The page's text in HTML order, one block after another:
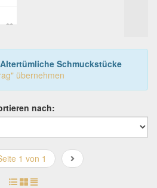
Schmuckstücke
übernehmen
nach:
1 von 1